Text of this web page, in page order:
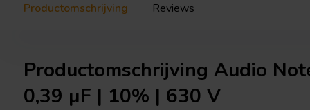
Productomschrijving Reviews
Productomschrijving Audio
0,39 µF | 10% | 630 V